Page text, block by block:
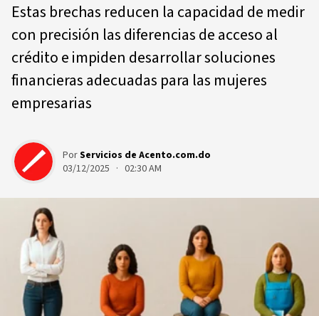
Estas brechas reducen la capacidad de medir
con precisión las diferencias de acceso al
crédito e impiden desarrollar soluciones
financieras adecuadas para las mujeres
empresarias
PorServicios de Acento.com.do
03/12/2025 · 02:30 AM